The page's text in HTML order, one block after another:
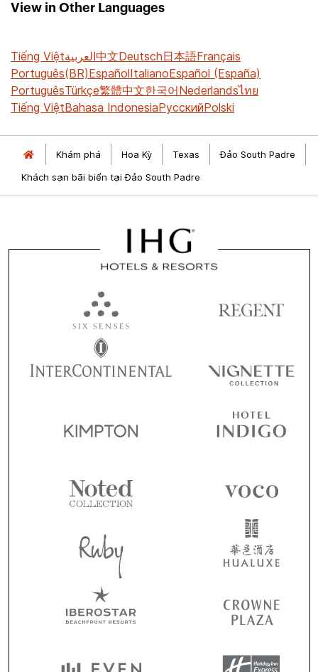
View in Other Languages
Tiếng Việtالعربية中文Deutsch日本語Français
Português(BR)EspañolItalianoEspañol (España)
PortuguêsTürkçe繁體中文한국어Nederlandsไทย
Tiếng ViệtBahasa IndonesiaРусскийPolski
Khám phá Hoa Kỳ Texas
Đảo South Padre
Khách sạn bãi biển tại Đảo South Padre